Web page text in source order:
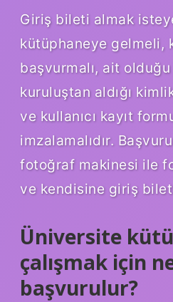
Giriş bileti almak
kütüphaneye gelmeli,
başvurmalı, ait
kuruluştan aldığı
ve kullanıcı kayıt
imzalamalıdır.
fotoğraf makinesi ile
ve kendisine giriş
Üniversite
çalışmak için
başvurulur?